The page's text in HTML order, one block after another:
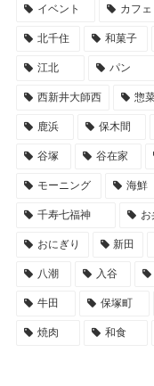
イベント カフェ
北千住 和菓子
江北 パン
西新井大師西 惣
鹿浜 保木間
谷塚 谷在家
モーニング 海鮮
千寿七福神 お
おにぎり 新田
八潮 入谷
牛田 保塚町
焼肉 和食